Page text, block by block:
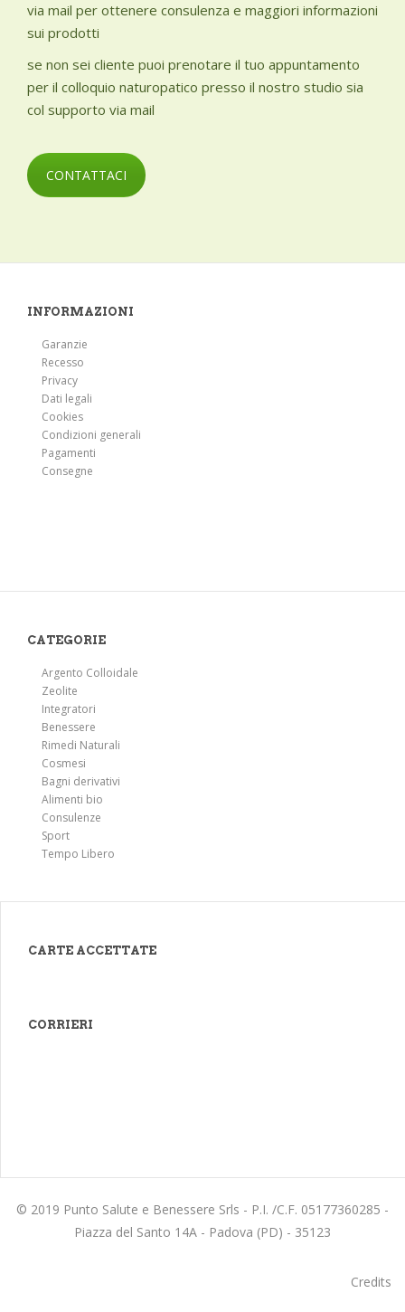
via mail per ottenere consulenza e maggiori informazioni
sui prodotti
se non sei cliente puoi prenotare il tuo appuntamento
per il colloquio naturopatico presso il nostro studio sia
col supporto via mail
CONTATTACI
INFORMAZIONI
Garanzie
Recesso
Privacy
Dati legali
Cookies
Condizioni generali
Pagamenti
Consegne
CATEGORIE
Argento Colloidale
Zeolite
Integratori
Benessere
Rimedi Naturali
Cosmesi
Bagni derivativi
Alimenti bio
Consulenze
Sport
Tempo Libero
CARTE ACCETTATE
CORRIERI
© 2019 Punto Salute e Benessere Srls - P.I. /C.F. 05177360285 -
Piazza del Santo 14A - Padova (PD) - 35123
Credits